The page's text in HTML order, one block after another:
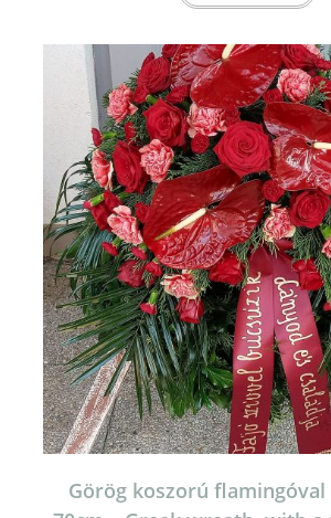
Görög koszorú